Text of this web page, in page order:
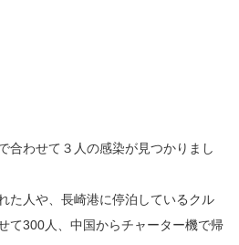
合わせて３人の感染が見つかりまし
た人や、長崎港に停泊しているクル
て300人、中国からチャーター機で帰